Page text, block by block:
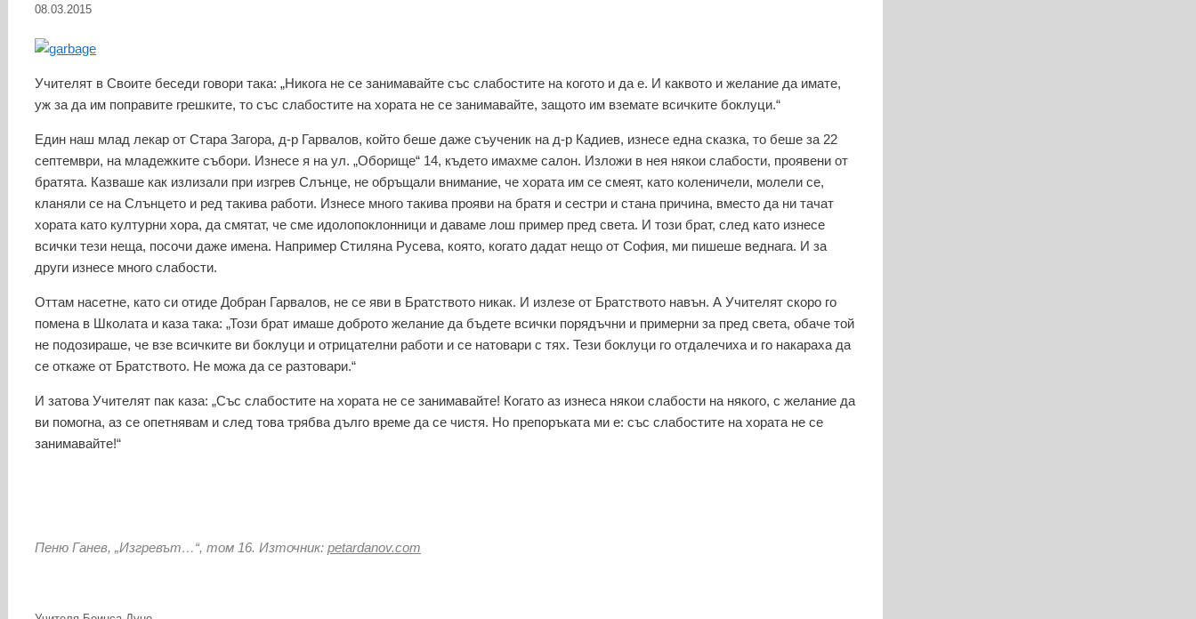
08.03.2015
Учителят в Своите беседи говори така: „Никога не се занимавайте със слабостите на когото и да е. И каквото и желание да имате,
уж за да им поправите грешките, то със слабостите на хората не се занимавайте, защото им вземате всичките боклуци.“
Един наш млад лекар от Стара Загора, д-р Гарвалов, който беше даже съученик на д-р Кадиев, изнесе една сказка, то беше за 22
септември, на младежките събори. Изнесе я на ул. „Оборище“ 14, където имахме салон. Изложи в нея някои слабости, проявени от
братята. Казваше как излизали при изгрев Слънце, не обръщали внимание, че хората им се смеят, като коленичели, молели се,
кланяли се на Слънцето и ред такива работи. Изнесе много такива прояви на братя и сестри и стана причина, вместо да ни тачат
хората като културни хора, да смятат, че сме идолопоклонници и даваме лош пример пред света. И този брат, след като изнесе
всички тези неща, посочи даже имена. Например Стиляна Русева, която, когато дадат нещо от София, ми пишеше веднага. И за
други изнесе много слабости.
Оттам насетне, като си отиде Добран Гарвалов, не се яви в Братството никак. И излезе от Братството навън. А Учителят скоро го
помена в Школата и каза така: „Този брат имаше доброто желание да бъдете всички порядъчни и примерни за пред света, обаче той
не подозираше, че взе всичките ви боклуци и отрицателни работи и се натовари с тях. Тези боклуци го отдалечиха и го накараха да
се откаже от Братството. Не можа да се разтовари.“
И затова Учителят пак каза: „Със слабостите на хората не се занимавайте! Когато аз изнеса някои слабости на някого, с желание да
ви помогна, аз се опетнявам и след това трябва дълго време да се чистя. Но препоръката ми е: със слабостите на хората не се
занимавайте!“
Пеню Ганев, „Изгревът…“, том 16. Източник: petardanov.com